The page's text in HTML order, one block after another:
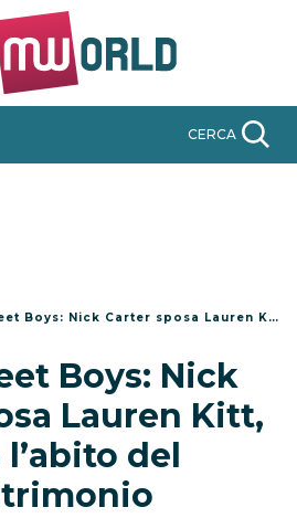
CERCA
Nick Carter sposa Lauren Kitt, ecco l’abito del matrimonio
Boys: Nick
Lauren Kitt,
del